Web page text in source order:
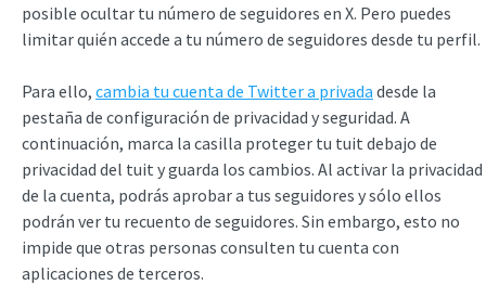
posible ocultar tu número de seguidores en X. Pero puedes
limitar quién accede a tu número de seguidores desde tu perfil.
Para ello, cambia tu cuenta de Twitter a privada desde la
pestaña de configuración de privacidad y seguridad. A
continuación, marca la casilla proteger tu tuit debajo de
privacidad del tuit y guarda los cambios. Al activar la privacidad
de la cuenta, podrás aprobar a tus seguidores y sólo ellos
podrán ver tu recuento de seguidores. Sin embargo, esto no
impide que otras personas consulten tu cuenta con
aplicaciones de terceros.